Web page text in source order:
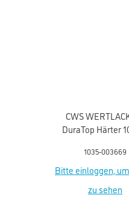
CWS
DuraTop Härter
1035-003669
Bitte einloggen,
zu sehen